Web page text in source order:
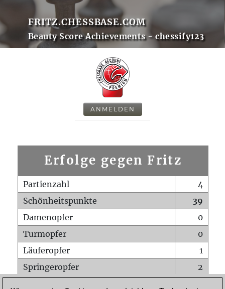
FRITZ.CHESSBASE.COM
Beauty Score Achievements - chessify123
ANMELDEN
Erfolge gegen Fritz
Partienzahl
4
Schönheitspunkte
39
Damenopfer
0
Turmopfer
0
Läuferopfer
1
Springeropfer
2